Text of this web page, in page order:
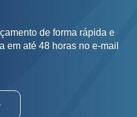
de forma rápida e
em até 48 horas no e-mail